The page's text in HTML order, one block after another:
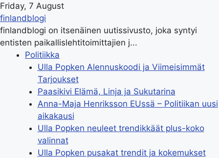
Friday, 7 August
finlandblogi
finlandblogi on itsenäinen uutissivusto, joka syntyi
entisten paikallislehtitoimittajien j...
Politiikka
Ulla Popken Alennuskoodi ja Viimeisimmät
Tarjoukset
Paasikivi Elämä, Linja ja Sukutarina
Anna-Maja Henriksson EUssä – Politiikan uusi
aikakausi
Ulla Popken neuleet trendikkäät plus-koko
valinnat
Ulla Popken pusakat trendit ja kokemukset